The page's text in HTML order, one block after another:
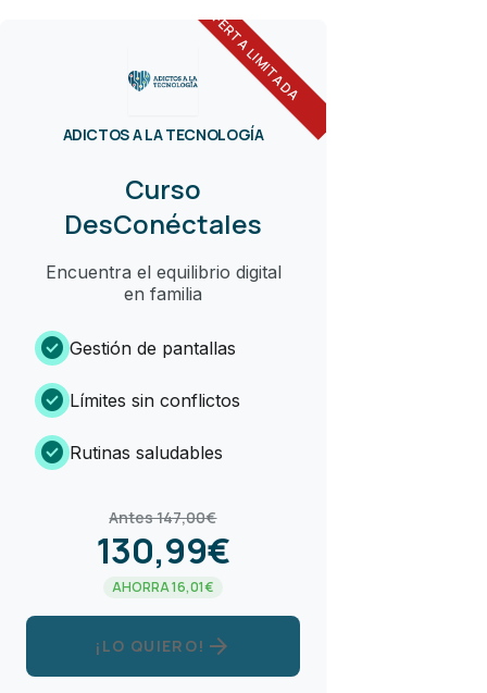
OFERTA LIMITADA
ADICTOS A LA TECNOLOGÍA
Curso
DesConéctales
Encuentra el equilibrio digital
en familia
check_circle Gestión de pantallas
check_circle Límites sin conflictos
check_circle Rutinas saludables
Antes 147,00€
130,99€
AHORRA 16,01€
¡LO QUIERO! arrow_forward